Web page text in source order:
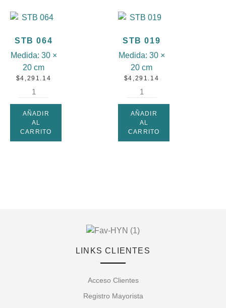
STB 064
Medida: 30 ×
20 cm
$4,291.14
AÑADIR
AL
CARRITO
STB 019
Medida: 30 ×
20 cm
$4,291.14
AÑADIR
AL
CARRITO
LINKS CLIENTES
Acceso Clientes
Registro Mayorista